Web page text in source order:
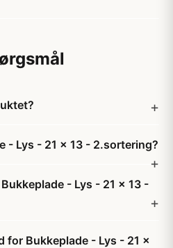
- Lys - 21 x 13 - 2.sortering?
- Lys - 21 x 13 -
for Bukkeplade - Lys - 21 x